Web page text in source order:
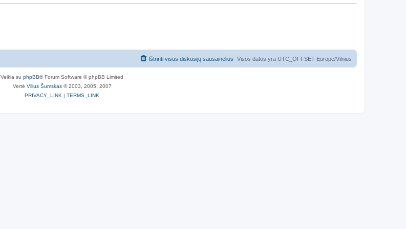
Visos datos yra UTC_OFFSET Europe/Vilnius
Ištrinti visus diskusijų sausainėlius
Veikia su phpBB® Forum Software © phpBB Limited
Vertė Vilius Šumskas© 2003, 2005, 2007
PRIVACY_LINK | TERMS_LINK